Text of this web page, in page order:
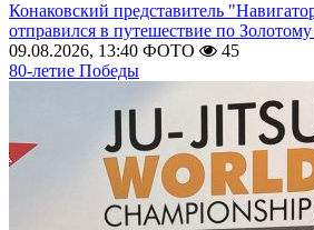
Конаковский представитель
отправился в путешествие по
09.08.2026, 13:40 ФОТО
45
80-летие Победы